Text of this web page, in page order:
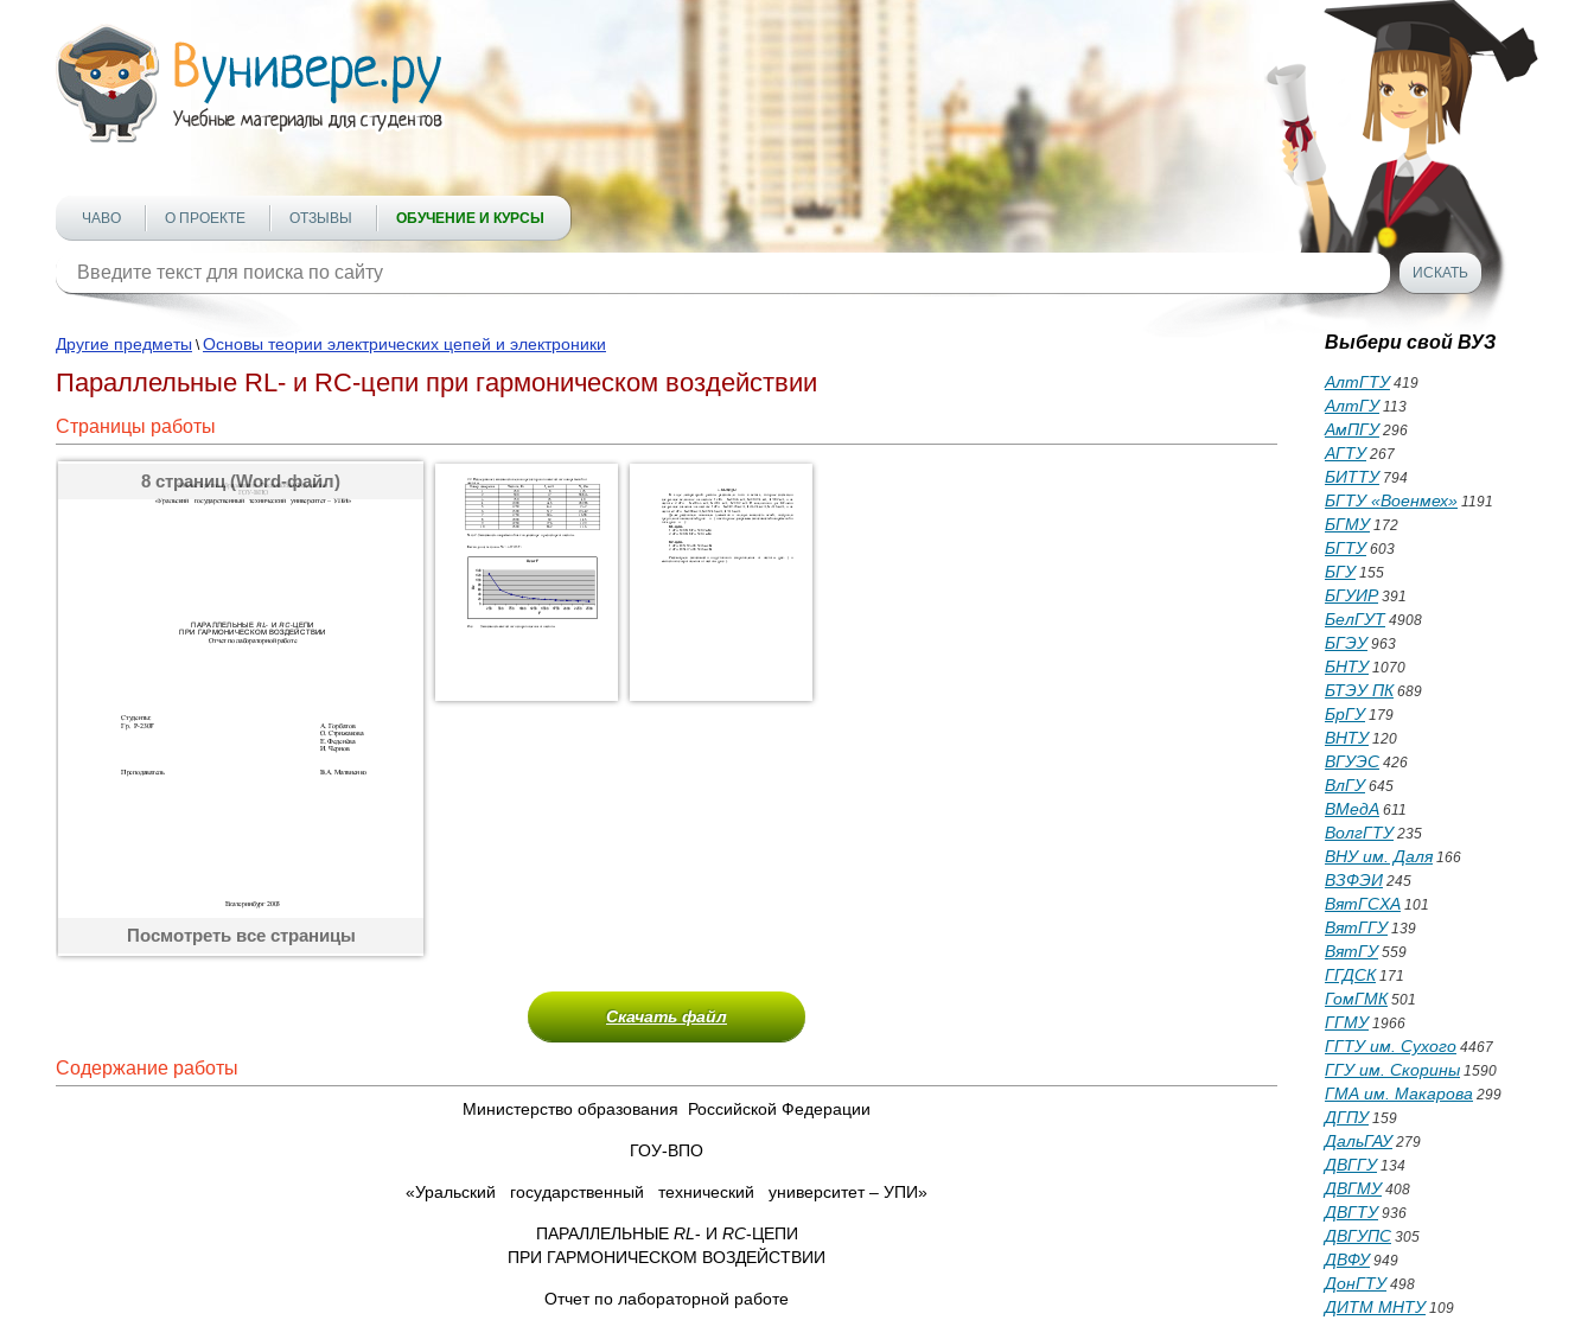
ЧАВО О ПРОЕКТЕ ОТЗЫВЫ ОБУЧЕНИЕ И КУРСЫ
Другие предметы \Основы теории электрических цепей и электроники
Параллельные RL- и RC-цепи при гармоническом воздействии
Страницы работы
8 страниц (Word-файл)
Посмотреть все страницы
Скачать файл
Содержание работы
Министерство образования Российской Федерации
ГОУ-ВПО
«Уральский государственный технический университет – УПИ»
ПАРАЛЛЕЛЬНЫЕ RL - И RC-ЦЕПИ
ПРИ ГАРМОНИЧЕСКОМ ВОЗДЕЙСТВИИ
Отчет по лабораторной работе
Выбери свой ВУЗ
АлтГТУ419
АлтГУ113
АмПГУ296
АГТУ267
БИТТУ794
БГТУ «Военмех» 1191
БГМУ172
БГТУ603
БГУ155
БГУИР391
БелГУТ 4908
БГЭУ963
БНТУ1070
БТЭУ ПК 689
БрГУ179
ВНТУ120
ВГУЭС 426
ВлГУ645
ВМедА 611
ВолгГТУ235
ВНУ им. Даля166
ВЗФЭИ 245
ВятГСХА 101
ВятГГУ139
ВятГУ559
ГГДСК 171
ГомГМК 501
ГГМУ1966
ГГТУ им. Сухого 4467
ГГУ им. Скорины 1590
ГМА им. Макарова 299
ДГПУ159
ДальГАУ279
ДВГГУ134
ДВГМУ408
ДВГТУ936
ДВГУПС 305
ДВФУ949
ДонГТУ498
ДИТМ МНТУ109